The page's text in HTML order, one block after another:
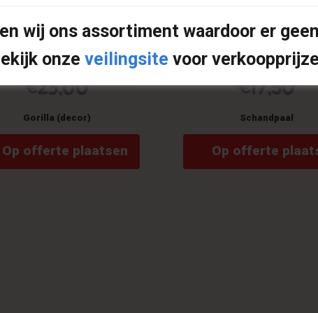
€23,00
Gorilla (decor)
Op offerte plaatsen
€17,50
Schandpaal
Op offerte
wij ons assortiment waardoor er
onze veilingsite voor